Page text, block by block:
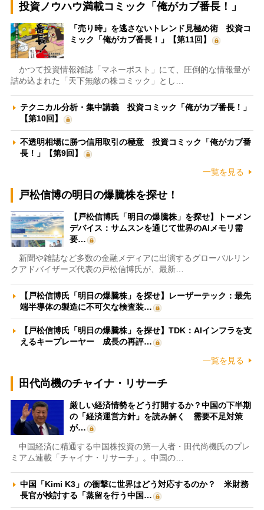
投資ノウハウ満載コミック「俺がカブ番長！」
「売り時」を逃さないトレンド見極め術 投資コ
ミック「俺がカブ番長！」【第11回】
かつて投資情報雑誌「マネーポスト」にて、圧倒的な情報量が
詰め込まれた「天下無敵の株コミック」とし…
テクニカル分析・集中講義 投資コミック「俺がカブ番長！」
【第10回】
不透明相場に勝つ信用取引の極意 投資コミック「俺がカブ番
長！」【第9回】
一覧を見る
戸松信博の明日の爆騰株を探せ！
【戸松信博氏「明日の爆騰株」を探せ】トーメン
デバイス：サムスンを通じて世界のAIメモリ需
要…
新聞や雑誌など多数の金融メディアに出演するグローバルリン
クアドバイザーズ代表の戸松信博氏が、最新…
【戸松信博氏「明日の爆騰株」を探せ】レーザーテック：最先
端半導体の製造に不可欠な検査装…
【戸松信博氏「明日の爆騰株」を探せ】TDK：AIインフラを支
えるキープレーヤー 成長の再評…
一覧を見る
田代尚機のチャイナ・リサーチ
厳しい経済情勢をどう打開するか？中国の下半期
の「経済運営方針」を読み解く 需要不足対策
が…
中国経済に精通する中国株投資の第一人者・田代尚機氏のプレ
ミアム連載「チャイナ・リサーチ」。中国の…
中国「Kimi K3」の衝撃に世界はどう対応するのか？ 米財務
長官が検討する「蒸留を行う中国…